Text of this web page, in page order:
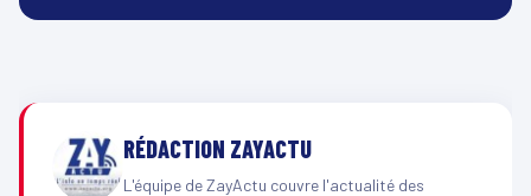
RÉDACTION ZAYACTU
L'équipe de ZayActu couvre l'actualité des